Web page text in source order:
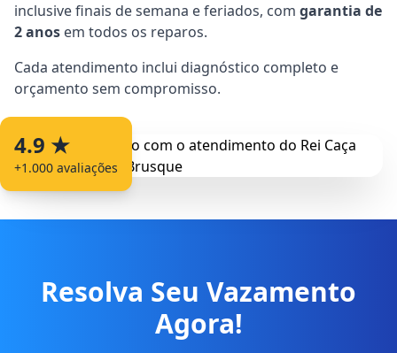
4.9 ★
+1.000 avaliações
inclusive finais de semana e feriados, com garantia de
2 anos em todos os reparos.
Cada atendimento inclui diagnóstico completo e
orçamento sem compromisso.
Resolva Seu Vazamento
Agora!